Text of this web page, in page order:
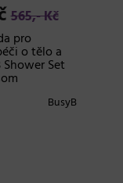
565,- Kč
pro
o tělo a
Set
BusyB